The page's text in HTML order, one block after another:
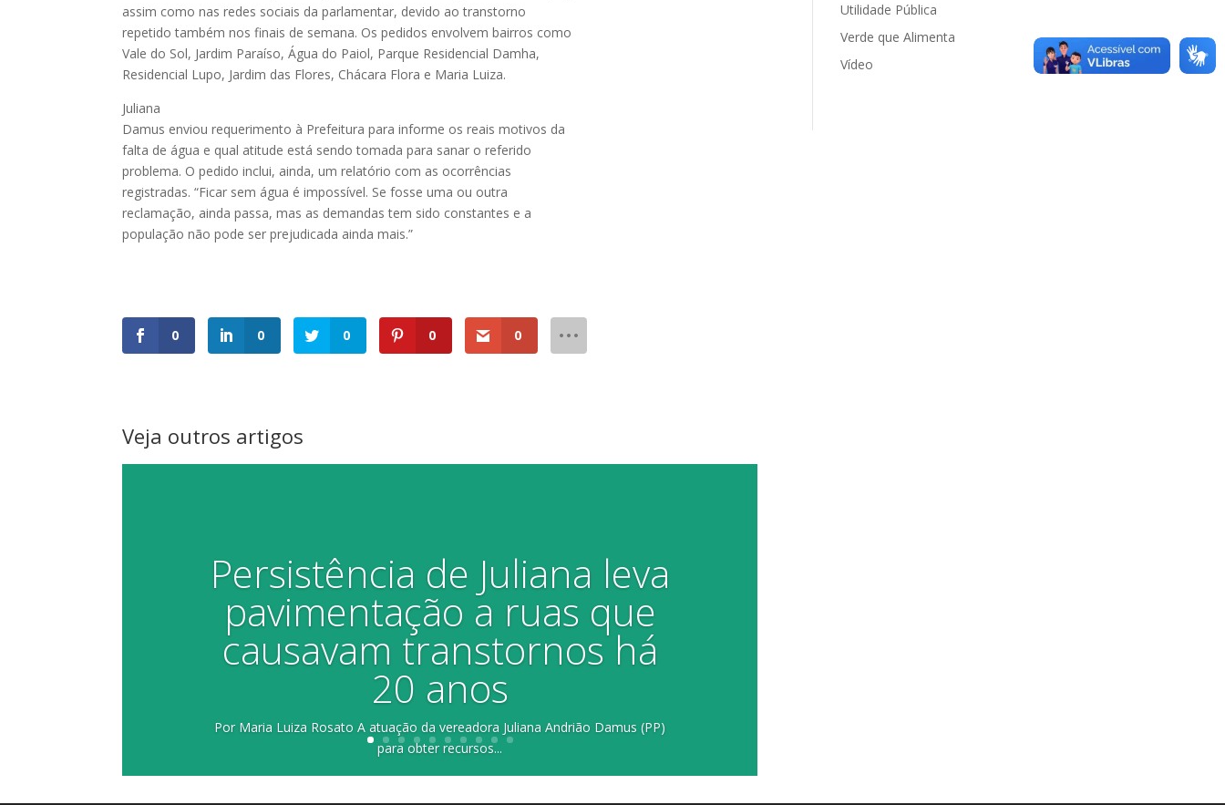
assim como nas redes sociais da parlamentar, devido ao transtorno
repetido também nos finais de semana. Os pedidos envolvem bairros como
Vale do Sol, Jardim Paraíso, Água do Paiol, Parque Residencial Damha,
Residencial Lupo, Jardim das Flores, Chácara Flora e Maria Luiza.
Juliana
Damus enviou requerimento à Prefeitura para informe os reais motivos da
falta de água e qual atitude está sendo tomada para sanar o referido
problema. O pedido inclui, ainda, um relatório com as ocorrências
registradas. “Ficar sem água é impossível. Se fosse uma ou outra
reclamação, ainda passa, mas as demandas tem sido constantes e a
população não pode ser prejudicada ainda mais.”
0 0 0 0 0
Veja outros artigos
Persistência de Juliana leva
pavimentação a ruas que
causavam transtornos há
20 anos
Por Maria Luiza Rosato A atuação da vereadora Juliana Andrião Damus (PP)
para obter recursos...
Utilidade Pública
Verde que Alimenta
Vídeo